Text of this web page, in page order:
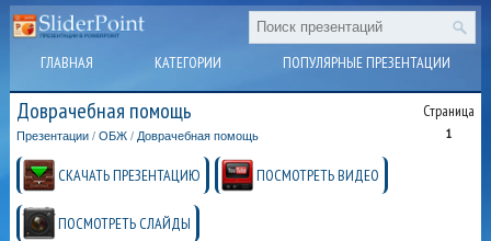
ГЛАВНАЯ КАТЕГОРИИ ПОПУЛЯРНЫЕ ПРЕЗЕНТАЦИИ
Доврачебная помощь Страница
1
Презентации /ОБЖ /Доврачебная помощь
СКАЧАТЬ ПРЕЗЕНТАЦИЮ ПОСМОТРЕТЬ ВИДЕО
ПОСМОТРЕТЬ СЛАЙДЫ